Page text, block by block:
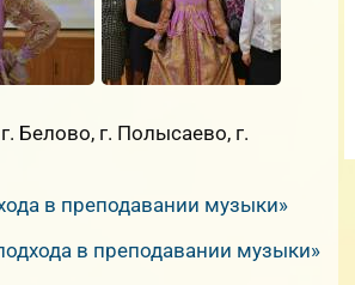
Белово, г. Полысаево, г.
в преподавании музыки»
в преподавании музыки»